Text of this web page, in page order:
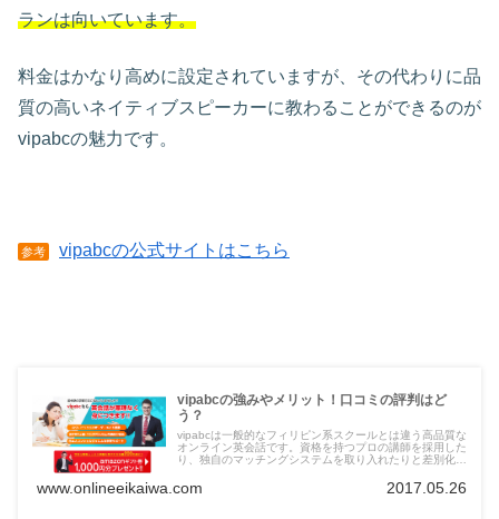
ランは向いています。
料金はかなり高めに設定されていますが、その代わりに品
質の高いネイティブスピーカーに教わることができるのが
vipabcの魅力です。
参考 vipabcの公式サイトはこちら
vipabcの強みやメリット！口コミの評判はど
う？
vipabcは一般的なフィリピン系スクールとは違う高品質な
オンライン英会話です。資格を持つプロの講師を採用した
り、独自のマッチングシステムを取り入れたりと差別化を
いますので、入会前の参考にしてみてください。
www.onlineeikaiwa.com 2017.05.26